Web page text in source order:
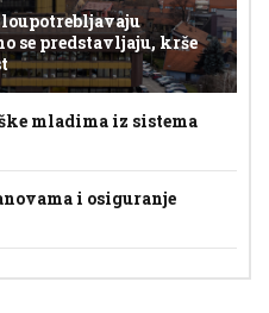
se predstavljaju, krše
mladima iz sistema
i osiguranje